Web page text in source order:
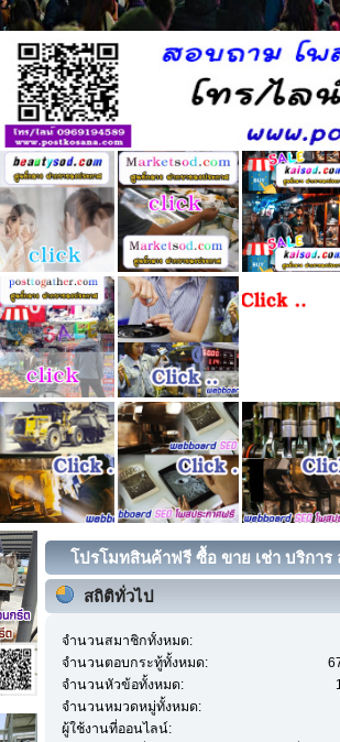
โปรโมทสินค้าฟรี ซื้อ ขาย เช่า บริกา
สถิติทั่วไป
จำนวนสมาชิกทั้งหมด:
จำนวนตอบกระทู้ทั้งหมด:
จำนวนหัวข้อทั้งหมด:
จำนวนหมวดหมู่ทั้งหมด:
ผู้ใช้งานที่ออนไลน์: